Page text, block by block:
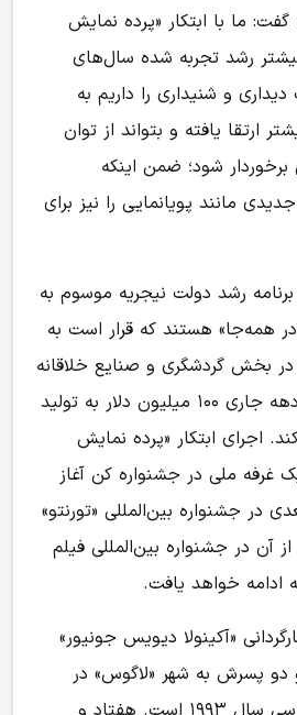
گفت: ما با ابتکار «پرده نمایش
رشد تجربه شده سال‌های
و شنیداری را داریم به
ارتقا یافته و بتواند از توان
شود؛ ضمن اینکه
مانند پویانمایی را نیز برای
رشد دولت نیجریه موسوم به
نیجریه در همه‌جا» هستند که قرار است به
شغل در بخش گردشگری و صنایع خلاقانه
منجر شود و تا پایان دهه جاری ۱۰۰ میلیون دلار به تولید
اجرای ابتکار «پرده نمایش
غرفه ملی در جشنواره کن آغاز
در جشنواره بین‌المللی «تورنتو»
آن در جشنواره بین‌المللی فیلم
ادامه خواهد یافت.
«آکینولا دیویس جونیور»
پسرش به شهر «لاگوس» در